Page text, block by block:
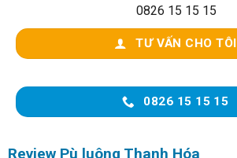
0826 15 15 15
TƯ VẤN CHO TÔI
0826 15 15 15
Review Pù luông Thanh Hóa